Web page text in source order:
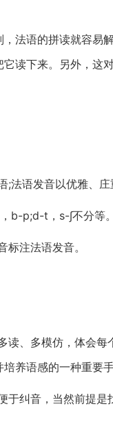
法语的拼读就容易
读下来。另外，这
语发音以优雅、庄
p;d-t，s-∫不分等。
注法语发音。
、多模仿，体会每
养语感的一种重要手
纠音，当然前提是